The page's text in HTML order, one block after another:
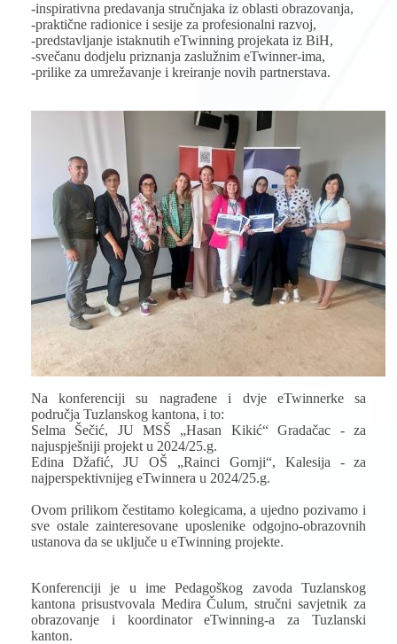
-inspirativna predavanja stručnjaka iz oblasti obrazovanja,
-praktične radionice i sesije za profesionalni razvoj,
-predstavljanje istaknutih eTwinning projekata iz BiH,
-svečanu dodjelu priznanja zaslužnim eTwinner-ima,
-prilike za umrežavanje i kreiranje novih partnerstava.
Na konferenciji su nagrađene i dvje eTwinnerke sa
područja Tuzlanskog kantona, i to:
Selma Šečić, JU MSŠ „Hasan Kikić“ Gradačac - za
najuspješniji projekt u 2024/25.g.
Edina Džafić, JU OŠ „Rainci Gornji“, Kalesija - za
najperspektivnijeg eTwinnera u 2024/25.g.
Ovom prilikom čestitamo kolegicama, a ujedno pozivamo i
sve ostale zainteresovane uposlenike odgojno-obrazovnih
ustanova da se uključe u eTwinning projekte.
Konferenciji je u ime Pedagoškog zavoda Tuzlanskog
kantona prisustvovala Medira Čulum, stručni savjetnik za
obrazovanje i koordinator eTwinning-a za Tuzlanski
kanton.